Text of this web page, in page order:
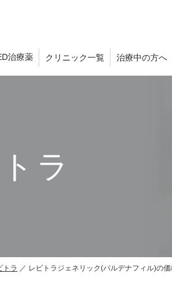
治療薬 クリニック一覧 治療中の方へ
ラ
トラ レビトラジェネリック(バルデナフィル)の